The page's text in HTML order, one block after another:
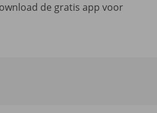
de gratis app voor